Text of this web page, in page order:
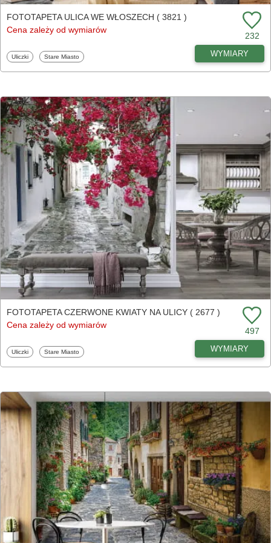
FOTOTAPETA ULICA WE WŁOSZECH ( 3821 )
Cena zależy od wymiarów
232
Fototapety
Uliczki Fototapety
Stare Miasto WYMIARY
FOTOTAPETA CZERWONE KWIATY NA ULICY ( 2677 )
Cena zależy od wymiarów
497
Fototapety
Uliczki Fototapety
Stare Miasto WYMIARY